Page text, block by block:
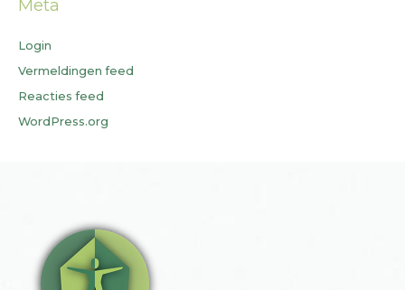
Meta
Login
Vermeldingen feed
Reacties feed
WordPress.org